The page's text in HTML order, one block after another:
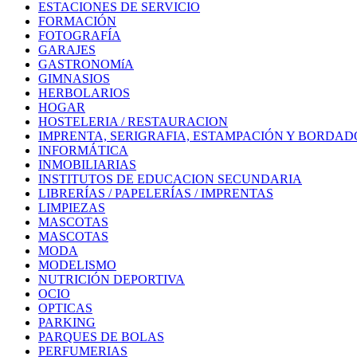
ESTACIONES DE SERVICIO
FORMACIÓN
FOTOGRAFÍA
GARAJES
GASTRONOMíA
GIMNASIOS
HERBOLARIOS
HOGAR
HOSTELERIA / RESTAURACION
IMPRENTA, SERIGRAFIA, ESTAMPACIÓN Y
INFORMÁTICA
INMOBILIARIAS
INSTITUTOS DE EDUCACION SECUNDARIA
LIBRERÍAS / PAPELERÍAS / IMPRENTAS
LIMPIEZAS
MASCOTAS
MASCOTAS
MODA
MODELISMO
NUTRICIÓN DEPORTIVA
OCIO
OPTICAS
PARKING
PARQUES DE BOLAS
PERFUMERIAS